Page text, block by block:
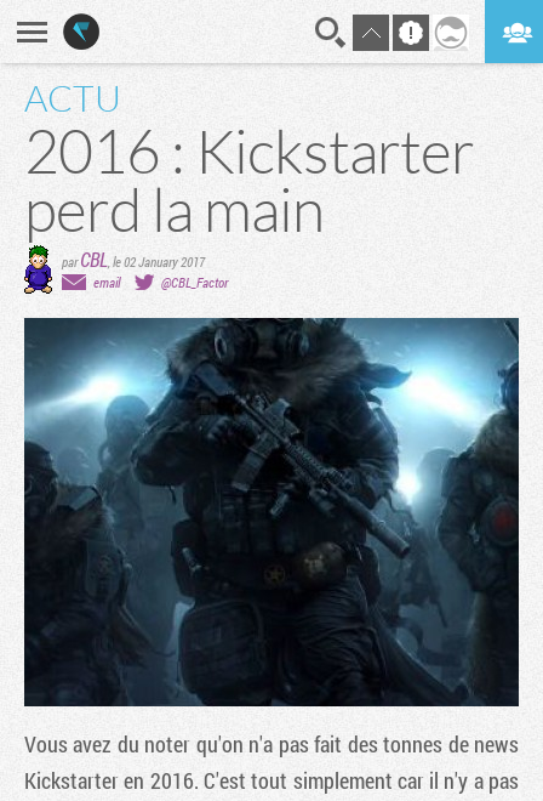
ACTU
2016 : Kickstarter
perd la main
parCBL le 02 January 2017
email
@CBL_Factor
Vous avez du noter qu'on n'a pas fait des tonnes de news
Kickstarter en 2016. C'est tout simplement car il n'y a pas